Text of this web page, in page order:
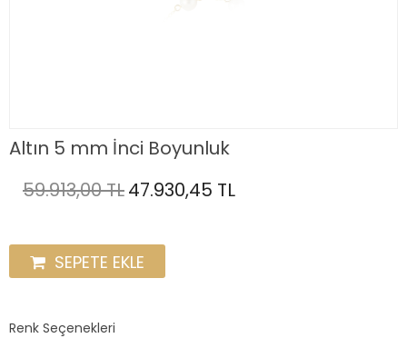
Altın 5 mm İnci Boyunluk
59.913,00 TL47.930,45 TL
SEPETE EKLE
Renk Seçenekleri